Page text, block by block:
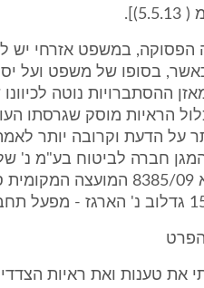
הפסוקה, במשפט אזרחי יש
בסופו של משפט ועל
ההסתברויות נוטה
הראיות מוסק שגרסתו
על הדעת וקרובה יותר
78/04 המגן חברה לביטוח
את טענות ואת ראיות